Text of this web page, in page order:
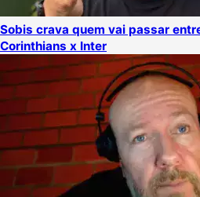
Sobis crava quem vai passar
Corinthians x Inter